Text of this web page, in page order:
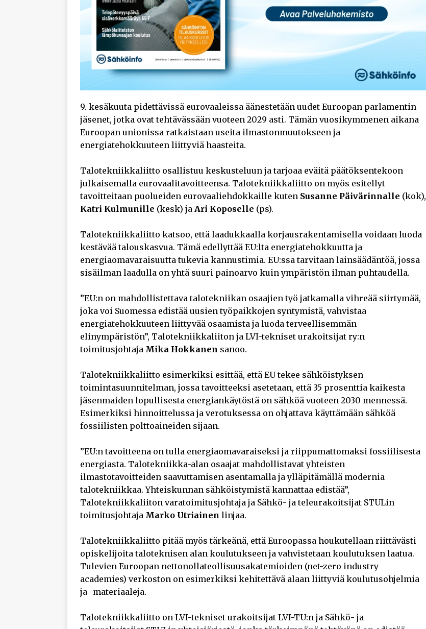
9. kesäkuuta pidettävissä eurovaaleissa äänestetään uudet Euroopan parlamentin
jäsenet, jotka ovat tehtävässään vuoteen 2029 asti. Tämän vuosikymmenen aikana
Euroopan unionissa ratkaistaan useita ilmastonmuutokseen ja
energiatehokkuuteen liittyviä haasteita.
Talotekniikkaliitto osallistuu keskusteluun ja tarjoaa eväitä päätöksentekoon
julkaisemalla eurovaalitavoitteensa. Talotekniikkaliitto on myös esitellyt
tavoitteitaan puolueiden eurovaaliehdokkaille kuten Susanne Päivärinnalle (kok),
Katri Kulmunille (kesk) ja Ari Koposelle (ps).
Talotekniikkaliitto katsoo, että laadukkaalla korjausrakentamisella voidaan luoda
kestävää talouskasvua. Tämä edellyttää EU:lta energiatehokkuutta ja
energiaomavaraisuutta tukevia kannustimia. EU:ssa tarvitaan lainsäädäntöä, jossa
sisäilman laadulla on yhtä suuri painoarvo kuin ympäristön ilman puhtaudella.
”EU:n on mahdollistettava talotekniikan osaajien työ jatkamalla vihreää siirtymää,
joka voi Suomessa edistää uusien työpaikkojen syntymistä, vahvistaa
energiatehokkuuteen liittyvää osaamista ja luoda terveellisemmän
elinympäristön”, Talotekniikkaliiton ja LVI-tekniset urakoitsijat ry:n
toimitusjohtaja Mika Hokkanen sanoo.
Talotekniikkaliitto esimerkiksi esittää, että EU tekee sähköistyksen
toimintasuunnitelman, jossa tavoitteeksi asetetaan, että 35 prosenttia kaikesta
jäsenmaiden lopullisesta energiankäytöstä on sähköä vuoteen 2030 mennessä.
Esimerkiksi hinnoittelussa ja verotuksessa on ohjattava käyttämään sähköä
fossiilisten polttoaineiden sijaan.
”EU:n tavoitteena on tulla energiaomavaraiseksi ja riippumattomaksi fossiilisesta
energiasta. Talotekniikka-alan osaajat mahdollistavat yhteisten
ilmastotavoitteiden saavuttamisen asentamalla ja ylläpitämällä modernia
talotekniikkaa. Yhteiskunnan sähköistymistä kannattaa edistää”,
Talotekniikkaliiton varatoimitusjohtaja ja Sähkö- ja teleurakoitsijat STULin
toimitusjohtaja Marko Utriainen linjaa.
Talotekniikkaliitto pitää myös tärkeänä, että Euroopassa houkutellaan riittävästi
opiskelijoita taloteknisen alan koulutukseen ja vahvistetaan koulutuksen laatua.
Tulevien Euroopan nettonollateollisuusakatemioiden (net-zero industry
academies) verkoston on esimerkiksi kehitettävä alaan liittyviä koulutusohjelmia
ja -materiaaleja.
Talotekniikkaliitto on LVI-tekniset urakoitsijat LVI-TU:n ja Sähkö- ja